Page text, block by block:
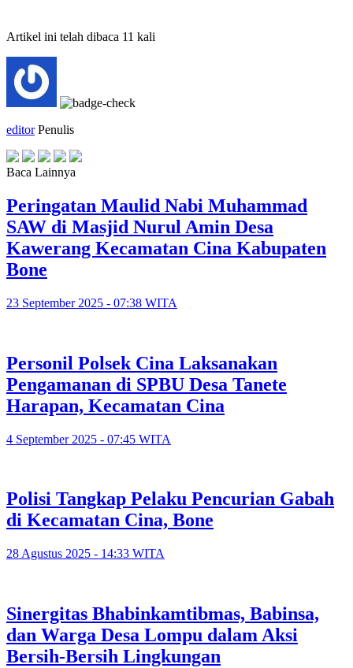
Artikel ini telah dibaca 11 kali
editor Penulis
Baca Lainnya
Peringatan Maulid Nabi Muhammad
SAW di Masjid Nurul Amin Desa
Kawerang Kecamatan Cina Kabupaten
Bone
23 September 2025 - 07:38 WITA
Personil Polsek Cina Laksanakan
Pengamanan di SPBU Desa Tanete
Harapan, Kecamatan Cina
4 September 2025 - 07:45 WITA
Polisi Tangkap Pelaku Pencurian Gabah
di Kecamatan Cina, Bone
28 Agustus 2025 - 14:33 WITA
Sinergitas Bhabinkamtibmas, Babinsa,
dan Warga Desa Lompu dalam Aksi
Bersih-Bersih Lingkungan